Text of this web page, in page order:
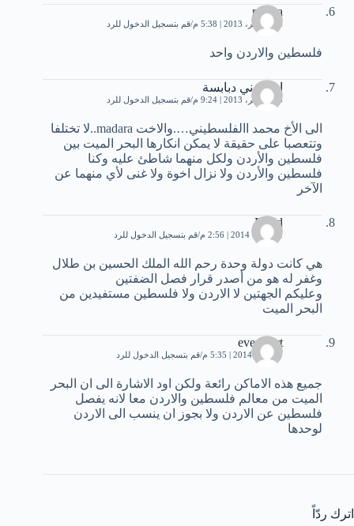
merna
28 نوفمبر، 2013 | 5:38 م قم بتسجيل الدخول للرد
فلسطين والاردن واحد
ابو عوني دبابسة
28 نوفمبر، 2013 | 9:24 م قم بتسجيل الدخول للرد
الى الأخ محمد االفلسطيني….والاخت madara..لا تختلفا
وتتعصبا على حقيقة لا يمكن انكارها البحر الميت بين
فلسطين والأردن ولكل منهما شاطئ عليه وكنا
فلسطين والأردن ولا نزال اخوة ولا غنى لأي منهما عن
الآخر
Ra'ad
2 فبراير، 2014 | 2:56 م قم بتسجيل الدخول للرد
هي كانت دولة وحدة رحم الله الملك الحسين بن طلال
وغفر له هو من أصدر قرار فصل الضفتين
وعليكم الجهتين لا الاردن ولا فلسطين مستفيدين من
البحر الميت
eve heart
1 أبريل، 2014 | 5:35 م قم بتسجيل الدخول للرد
جميع هذه الاماكن رائعة ولكن اود الاشارة الى ان البحر
الميت من معالم فلسطين والاردن معا لانه يفصل
فلسطين عن الاردن ولا بجوز ان ينسب الى الاردن
لوحدها
اترك ردّاً